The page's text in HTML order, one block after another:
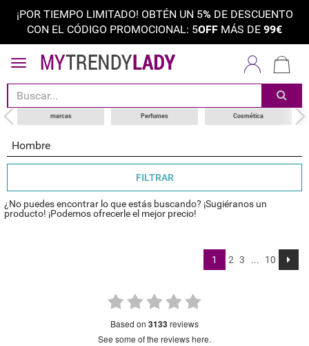
¡POR TIEMPO LIMITADO! OBTÉN UN 5%DE DESCUENTO
CON EL CÓDIGO PROMOCIONAL: 5OFF MÁS DE 99€
marcas Perfumes Cosmética
Hombre
ordenar por
categoría
choose your brand
FILTRAR
¿No puedes encontrar lo que estás buscando? ¡Sugiéranos un
producto! ¡Podemos ofrecerle el mejor precio!
1 2 3 ... 10
based on 3133reviews
see some of the reviews here.